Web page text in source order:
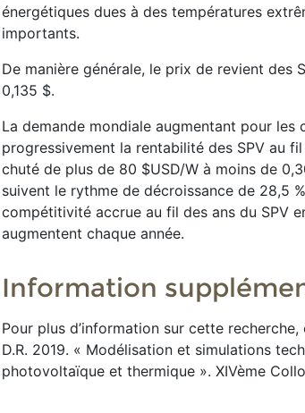
énergétiques dues à des températures
importants.
De manière générale, le prix de revient des
0,135 $.
La demande mondiale augmentant pour
progressivement la rentabilité des SPV au
chuté de plus de 80 $USD/W à moins de
suivent le rythme de décroissance de 28,5
compétitivité accrue au fil des ans du SPV
augmentent chaque année.
Information
Pour plus d’information sur cette
D.R. 2019. « Modélisation et simulations
photovoltaïque et thermique ». XIVème